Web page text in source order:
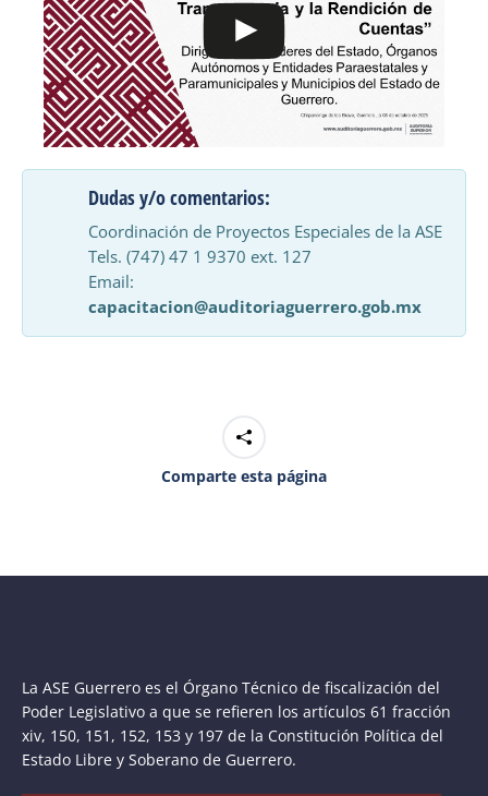
Dudas y/o comentarios:
Coordinación de Proyectos Especiales de la ASE
Tels. (747) 47 1 9370 ext. 127
Email:
capacitacion@auditoriaguerrero.gob.mx
Comparte esta página
La ASE Guerrero es el Órgano Técnico de fiscalización del
Poder Legislativo a que se refieren los artículos 61 fracción
xiv, 150, 151, 152, 153 y 197 de la Constitución Política del
Estado Libre y Soberano de Guerrero.